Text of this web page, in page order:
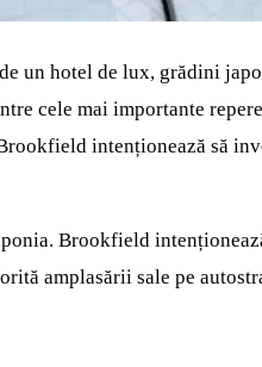
un hotel de lux, grădini
cele mai importante
intenționează să
Brookfield
amplasării sale pe